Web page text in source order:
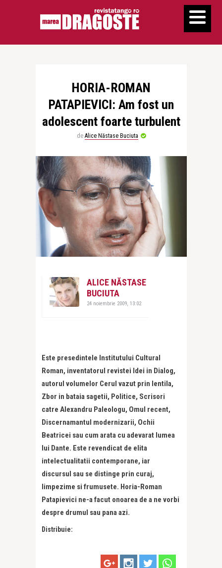
HORIA-ROMAN
PATAPIEVICI: Am fost un
adolescent foarte turbulent
de Alice Năstase Buciuta
ALICE NĂSTASE
BUCIUTA
24 noiembrie 2009, 13:02
Este presedintele Institutului Cultural
Roman, inventatorul revistei Idei in Dialog,
autorul volumelor Cerul vazut prin lentila,
Zbor in bataia sagetii, Politice, Scrisori
catre Alexandru Paleologu, Omul recent,
Discernamantul modernizarii, Ochii
Beatricei sau cum arata cu adevarat lumea
lui Dante. Este revendicat de elita
intelectualitatii contemporane, iar
discursul sau se distinge prin curaj,
limpezime si frumusete. Horia-Roman
Patapievici ne-a facut onoarea de a ne vorbi
despre drumul sau pana azi.
Distribuie: